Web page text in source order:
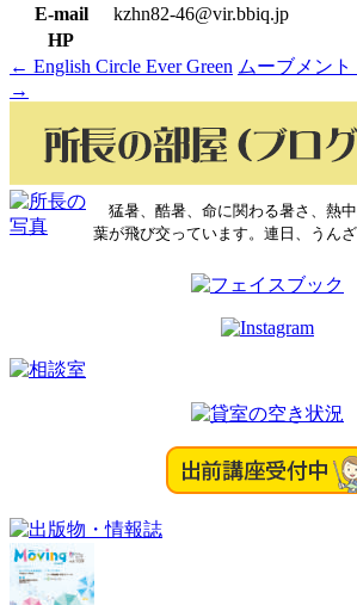
E-mail
kzhn82-46@vir.bbiq.jp
HP
投
稿
ビ
ゲ
ン
← English Circle Ever Green ムーブメント
→
猛暑、酷暑、命に関わる暑さ、熱
葉が飛び交っています。連日、うんざ